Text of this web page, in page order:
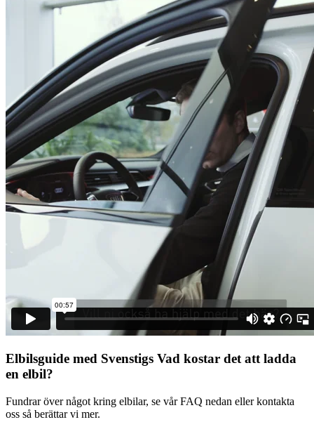
Elbilsguide med Svenstigs Vad kostar det att ladda
en elbil?
Fundrar över något kring elbilar, se vår FAQ nedan eller kontakta
oss så berättar vi mer.